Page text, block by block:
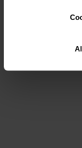
Lees hier meer
Via "Cookie